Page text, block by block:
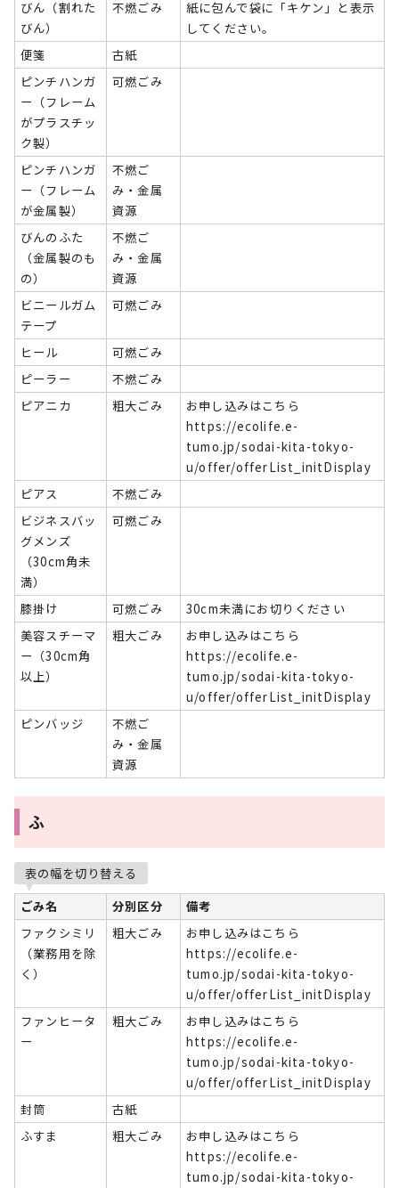
びん（割れた
びん）
不燃ごみ
紙に包んで袋に「キケン」と表示
してください。
便箋
古紙
ピンチハンガ
ー（フレーム
がプラスチッ
ク製）
可燃ごみ
ピンチハンガ
ー（フレーム
が金属製）
不燃ご
み・金属
資源
びんのふた
（金属製のも
の）
不燃ご
み・金属
資源
ビニールガム
テープ
可燃ごみ
ヒール
可燃ごみ
ピーラー
不燃ごみ
ピアニカ
粗大ごみ
お申し込みはこちら
https://ecolife.e-
tumo.jp/sodai-kita-tokyo-
u/offer/offerList_initDisplay
ピアス
不燃ごみ
ビジネスバッ
グメンズ
（30cm角未
満）
可燃ごみ
膝掛け 可燃ごみ
30cm未満にお切りください
美容スチーマ
ー（30cm角
以上）
粗大ごみ
お申し込みはこちら
https://ecolife.e-
tumo.jp/sodai-kita-tokyo-
u/offer/offerList_initDisplay
ピンバッジ
不燃ご
み・金属
資源
ふ
表の幅を切り替える
ごみ名
分別区分
備考
ファクシミリ
（業務用を除
く）
粗大ごみ
お申し込みはこちら
https://ecolife.e-
tumo.jp/sodai-kita-tokyo-
u/offer/offerList_initDisplay
ファンヒータ
ー
粗大ごみ
お申し込みはこちら
https://ecolife.e-
tumo.jp/sodai-kita-tokyo-
u/offer/offerList_initDisplay
封筒
古紙
ふすま
粗大ごみ
お申し込みはこちら
https://ecolife.e-
tumo.jp/sodai-kita-tokyo-